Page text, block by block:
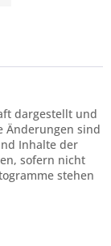
dargestellt und
Änderungen sind
Inhalte der
sofern nicht
stehen